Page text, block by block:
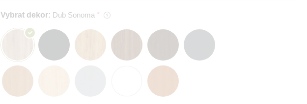
Vybrat dekor: Dub Sonoma